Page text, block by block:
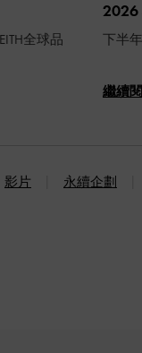
全球品
下半
繼續
影片 永續企劃